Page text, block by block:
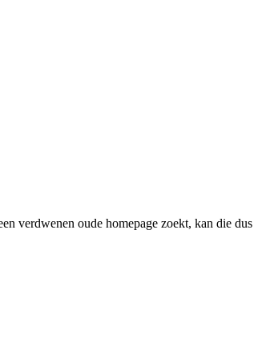
verdwenen oude homepage zoekt, kan die dus